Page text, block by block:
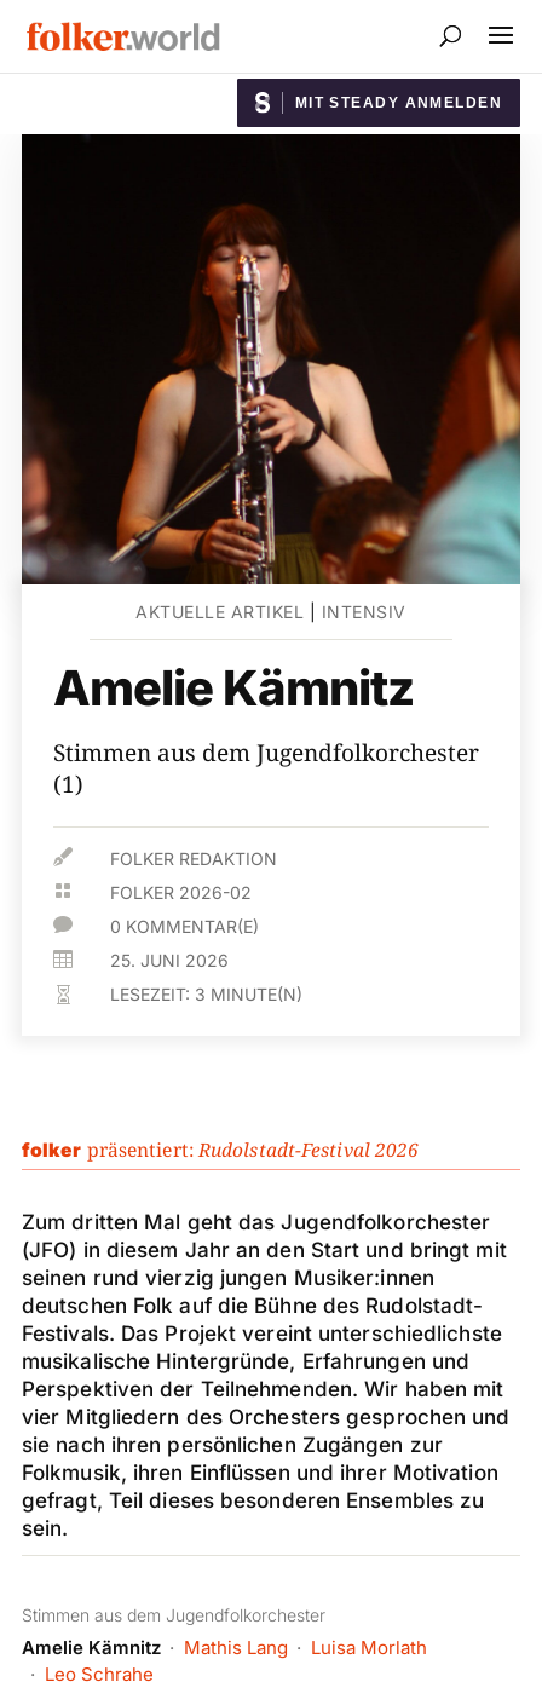
MIT STEADY ANMELDEN
AKTUELLE ARTIKEL INTENSIV
Amelie Kämnitz
Stimmen aus dem Jugendfolkorchester
(1)
 FOLKER REDAKTION
 FOLKER 2026-02
 0 KOMMENTAR(E)
 25. JUNI 2026
 LESEZEIT: 3 MINUTE(N)
folker präsentiert:Rudolstadt-Festival 2026
Zum dritten Mal geht das Jugendfolkorchester
(JFO) in diesem Jahr an den Start und bringt mit
seinen rund vierzig jungen Musiker:innen
deutschen Folk auf die Bühne des Rudolstadt-
Festivals. Das Projekt vereint unterschiedlichste
musikalische Hintergründe, Erfahrungen und
Perspektiven der Teilnehmenden. Wir haben mit
vier Mitgliedern des Orchesters gesprochen und
sie nach ihren persönlichen Zugängen zur
Folkmusik, ihren Einflüssen und ihrer Motivation
gefragt, Teil dieses besonderen Ensembles zu
sein.
Stimmen aus dem Jugendfolkorchester
Amelie Kämnitz Mathis Lang
Luisa Morlath
Leo Schrahe